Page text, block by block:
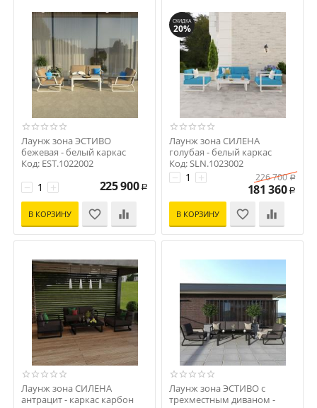
Лаунж зона ЭСТИВО
бежевая - белый каркас
Код: EST.1022002
+
− 225 900 Р
В КОРЗИНУ
СКИДКА
20%
Лаунж зона СИЛЕНА
голубая - белый каркас
Код: SLN.1023002
+
− 226 700 Р
181 360 Р
В КОРЗИНУ
Лаунж зона СИЛЕНА
антрацит - каркас карбон
Лаунж зона ЭСТИВО с
трехместным диваном -